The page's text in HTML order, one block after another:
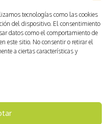
tecnologías como las cookies
del dispositivo. El consentimiento
datos como el comportamiento de
este sitio. No consentir o retirar el
a ciertas características y